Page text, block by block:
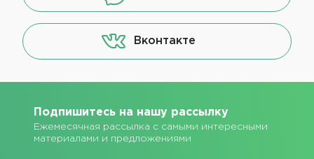
Вконтакте
Подпишитесь на нашу рассылку
Ежемесячная рассылка с самыми интересными
материалами и предложениями